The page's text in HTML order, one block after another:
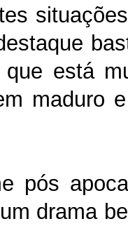
que está
maduro
pós
drama